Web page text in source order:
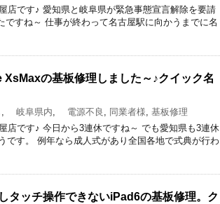
店です♪ 愛知県と岐阜県が緊急事態宣言解除を要請
ですね～ 仕事が終わって名古屋駅に向かうまでに名
の基板修理しました～♪クイック名
, 岐阜県内, 電源不良 , 同業者様, 基板修理
店です♪ 今日から3連休ですね～ でも愛知県も3連休
です。 例年なら成人式があり全国各地で式典が行わ
タッチ操作できないiPad6の基板修理。ク